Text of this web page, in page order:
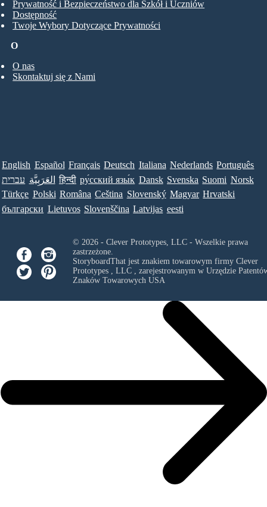
O
O nas
Skontaktuj się z Nami
Prywatność i Bezpieczeństwo dla Szkół i Uczniów
Dostępność
Twoje Wybory Dotyczące Prywatności
English Español Français Deutsch Italiana Nederlands Português
עברית العَرَبِيَّة हिन्दी ру́сский язы́к Dansk Svenska Suomi Norsk
Türkçe Polski Româna Ceština Slovenský Magyar Hrvatski
български Lietuvos Slovenščina Latvijas eesti
© 2026 - Clever Prototypes, LLC - Wszelkie prawa
zastrzeżone.
StoryboardThat jest znakiem towarowym firmy Clever
Prototypes , LLC, zarejestrowanym w Urzędzie
Znaków Towarowych USA